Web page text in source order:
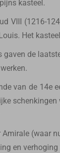
kasteel.
VIII (1216-
Het
gaven de
van de 14e
schenkingen
Amirale (waar
en verhoging